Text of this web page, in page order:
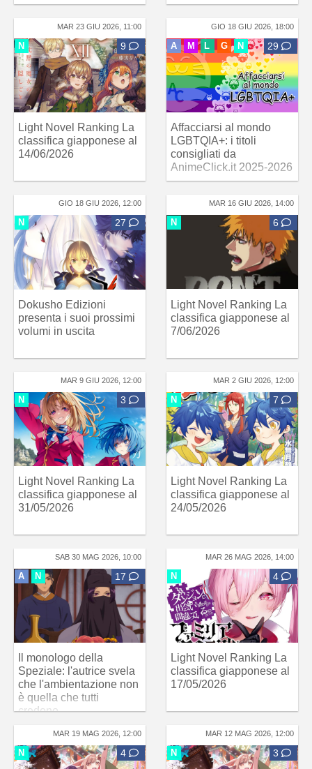
MAR 23 GIU 2026, 11:00
N 9
Light Novel Ranking La
classifica giapponese al
14/06/2026
GIO 18 GIU 2026, 18:00
A M L G N 29
Affacciarsi al mondo
LGBTQIA+: i titoli
consigliati da
AnimeClick.it 2025-2026
GIO 18 GIU 2026, 12:00
N 27
Dokusho Edizioni
presenta i suoi prossimi
volumi in uscita
MAR 16 GIU 2026, 14:00
N 6
Light Novel Ranking La
classifica giapponese al
7/06/2026
MAR 9 GIU 2026, 12:00
N 3
Light Novel Ranking La
classifica giapponese al
31/05/2026
MAR 2 GIU 2026, 12:00
N 7
Light Novel Ranking La
classifica giapponese al
24/05/2026
SAB 30 MAG 2026, 10:00
A N 17
Il monologo della
Speziale: l'autrice svela
che l'ambientazione non
è quella che tutti
credono
MAR 26 MAG 2026, 14:00
N 4
Light Novel Ranking La
classifica giapponese al
17/05/2026
MAR 19 MAG 2026, 12:00
N 4
MAR 12 MAG 2026, 12:00
N 3